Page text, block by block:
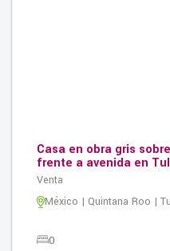
Casa en obra gris
frente a avenida en
Venta
México | Quintana Roo |
0